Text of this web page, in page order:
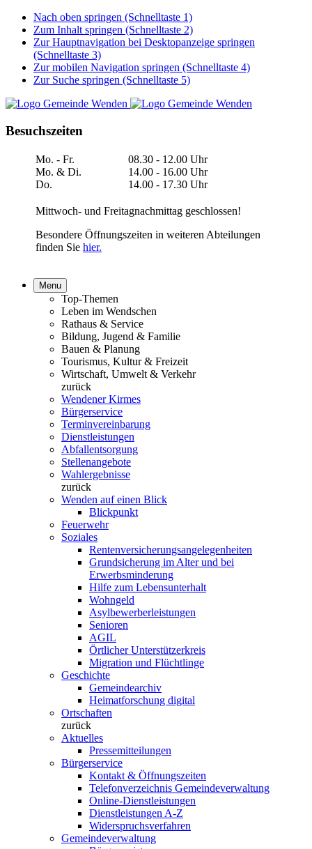
Nach oben springen (Schnelltaste 1)
Zum Inhalt springen (Schnelltaste 2)
Zur Hauptnavigation bei Desktopanzeige springen
(Schnelltaste 3)
Zur mobilen Navigation springen (Schnelltaste 4)
Zur Suche springen (Schnelltaste 5)
Besuchszeiten
Mo. - Fr.
Mo. & Di.
Do.
08.30 - 12.00 Uhr
14.00 - 16.00 Uhr
14.00 - 17.30 Uhr
Mittwoch- und Freitagnachmittag geschlossen!
Besondere Öffnungszeiten in weiteren Abteilungen
finden Sie hier.
Menu
Top-Themen
Leben im Wendschen
Rathaus & Service
Bildung, Jugend & Familie
Bauen & Planung
Tourismus, Kultur & Freizeit
Wirtschaft, Umwelt & Verkehr
zurück
Wendener Kirmes
Bürgerservice
Terminvereinbarung
Dienstleistungen
Abfallentsorgung
Stellenangebote
Wahlergebnisse
zurück
Wenden auf einen Blick
Blickpunkt
Feuerwehr
Soziales
Rentenversicherungsangelegenheiten
Grundsicherung im Alter und bei
Erwerbsminderung
Hilfe zum Lebensunterhalt
Wohngeld
Asylbewerberleistungen
Senioren
AGIL
Örtlicher Unterstützerkreis
Migration und Flüchtlinge
Geschichte
Gemeindearchiv
Heimatforschung digital
Ortschaften
zurück
Aktuelles
Pressemitteilungen
Bürgerservice
Kontakt & Öffnungszeiten
Telefonverzeichnis Gemeindeverwaltung
Online-Dienstleistungen
Dienstleistungen A-Z
Widerspruchsverfahren
Gemeindeverwaltung